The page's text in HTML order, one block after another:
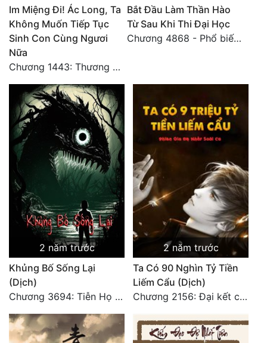
Xây Dựng Thế Lực
Đam Mỹ
Đẹp
Đẹp Hiệp
Tính Cách Nhân Vật :
Cơ Trí
Sát Phạt Quyết Đoán
Vô Sỉ
Điềm Đạm
Im Miệng Đi! Ác Long, Ta
Không Muốn Tiếp Tục
Sinh Con Cùng Ngươi
Nữa
Chương 1443: Thương Hoành Vạn Vật (Cuối cùng)
Bắt Đầu Làm Thần Hào
Từ Sau Khi Thi Đại Học
Chương 4868 - Phổ biến Hạ Quốc tệ!
2 năm trước
Khủng Bố Sống Lại
(Dịch)
Chương 3694: Tiễn Họ Đoạn Đường Cuối - Hoàn
2 năm trước
Ta Có 90 Nghìn Tỷ Tiền
Liếm Cẩu (Dịch)
Chương 2156: Đại kết cục!!!